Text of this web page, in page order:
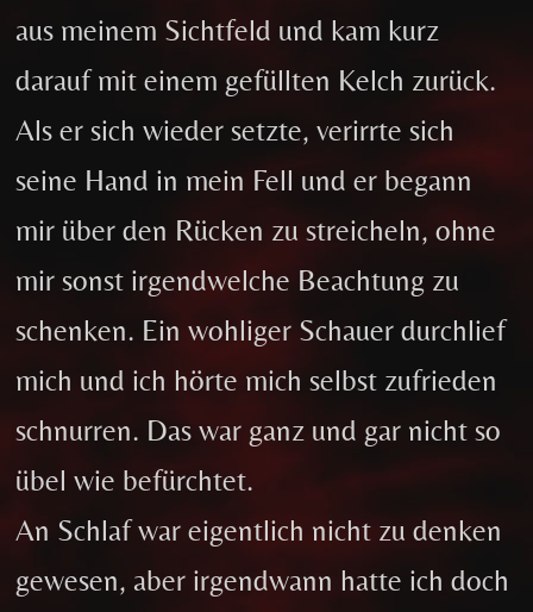
aus meinem Sichtfeld und kam kurz
darauf mit einem gefüllten Kelch zurück.
Als er sich wieder setzte, verirrte sich
seine Hand in mein Fell und er begann
mir über den Rücken zu streicheln, ohne
mir sonst irgendwelche Beachtung zu
schenken. Ein wohliger Schauer durchlief
mich und ich hörte mich selbst zufrieden
schnurren. Das war ganz und gar nicht so
übel wie befürchtet.
An Schlaf war eigentlich nicht zu denken
gewesen, aber irgendwann hatte ich doch